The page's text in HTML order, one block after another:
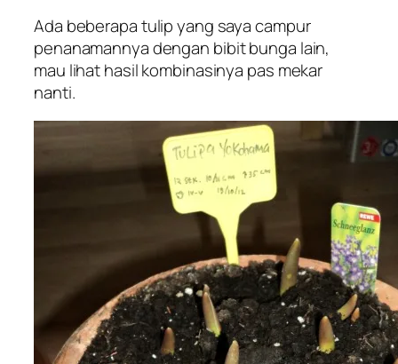
Ada beberapa tulip yang saya campur
penanamannya dengan bibit bunga lain,
mau lihat hasil kombinasinya pas mekar
nanti.